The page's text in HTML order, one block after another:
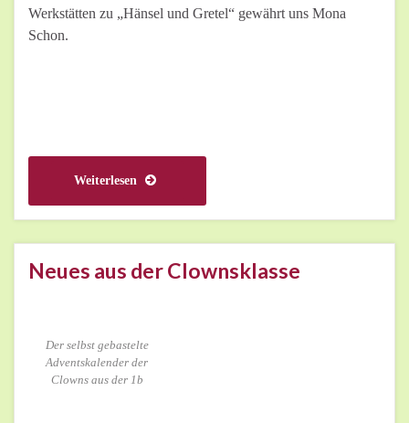
Werkstätten zu „Hänsel und Gretel“ gewährt uns Mona
Schon.
Weiterlesen
Neues aus der Clownsklasse
Der selbst gebastelte
Adventskalender der
Clowns aus der 1b